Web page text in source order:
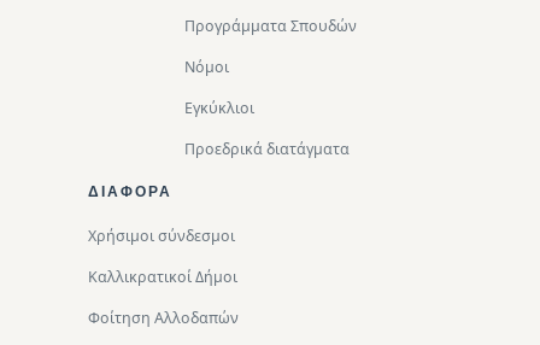
Προγράμματα Σπουδών
Νόμοι
Εγκύκλιοι
Προεδρικά διατάγματα
ΔΙΑΦΟΡΑ
Χρήσιμοι σύνδεσμοι
Καλλικρατικοί Δήμοι
Φοίτηση Αλλοδαπών